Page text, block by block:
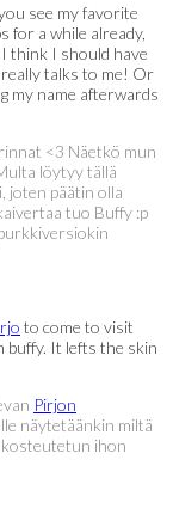
see my favorite
for a while already,
think I should have
talks to me! Or
my name afterwards
<3 Näetkö mun
löytyy tällä
joten päätin olla
tuo Buffy :p
to come to visit
buffy. It lefts the skin
Pirjon
näytetäänkin miltä
kosteutetun ihon